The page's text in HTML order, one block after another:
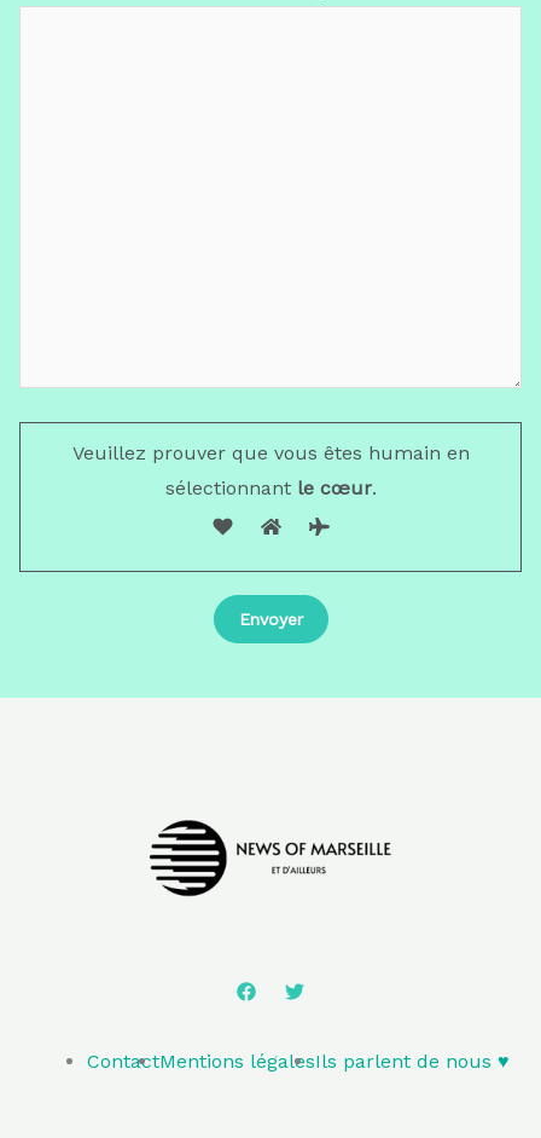
Veuillez prouver que vous êtes humain en
sélectionnantle cœur.
ContactMentions légalesIls parlent de nous ♥️